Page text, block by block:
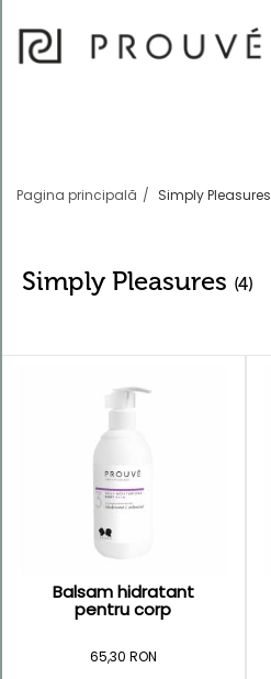
Pagina principală Simply Pleasures
Simply Pleasures (4)
Balsam hidratant
pentru corp
65,30 RON
Filtre